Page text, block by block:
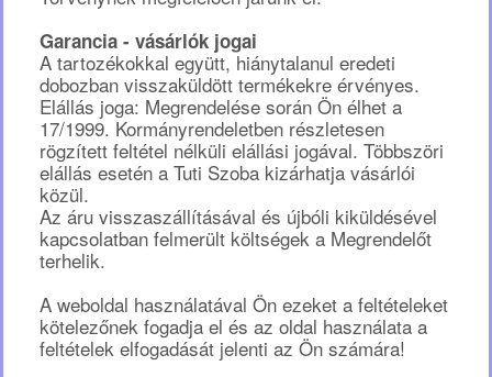
Garancia - vásárlók jogai
A tartozékokkal együtt, hiánytalanul eredeti
dobozban visszaküldött termékekre érvényes.
Elállás joga: Megrendelése során Ön élhet a
17/1999. Kormányrendeletben részletesen
rögzített feltétel nélküli elállási jogával. Többszöri
elállás esetén a Tuti Szoba kizárhatja vásárlói
közül.
Az áru visszaszállításával és újbóli kiküldésével
kapcsolatban felmerült költségek a Megrendelőt
terhelik.
A weboldal használatával Ön ezeket a feltételeket
kötelezőnek fogadja el és az oldal használata a
feltételek elfogadását jelenti az Ön számára!